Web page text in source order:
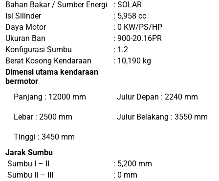
Bahan Bakar / Sumber Energi
: SOLAR
Isi Silinder
: 5,958 cc
Daya Motor
: 0 KW/PS/HP
Ukuran Ban
: 900-20.16PR
Konfigurasi Sumbu
: 1.2
Berat Kosong Kendaraan
: 10,190 kg
Dimensi utama kendaraan
bermotor
Panjang : 12000 mm
Julur Depan : 2240 mm
Lebar : 2500 mm Julur Belakang : 3550 mm
Tinggi : 3450 mm
Jarak Sumbu
Sumbu I – II
: 5,200 mm
Sumbu II – III
: 0 mm